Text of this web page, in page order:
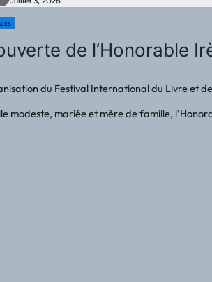
de l’Honorable
du Festival International du Livre et
modeste, mariée et mère de famille,